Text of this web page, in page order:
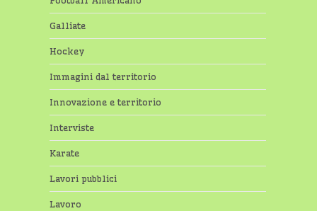
Galliate
Hockey
Immagini dal territorio
Innovazione e territorio
Interviste
Karate
Lavori pubblici
Lavoro